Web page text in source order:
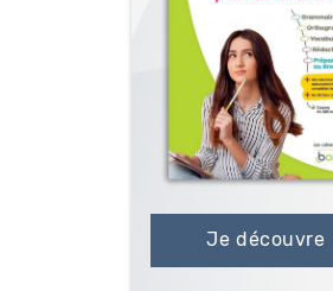
Je découvre